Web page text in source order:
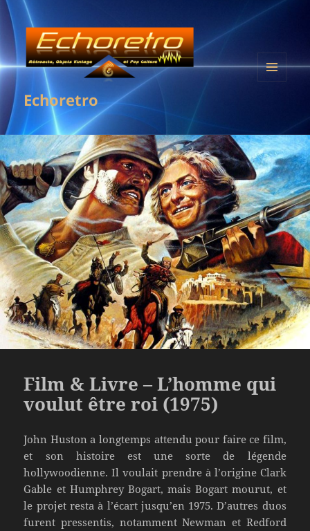
Echoretro
Film & Livre – L’homme qui
voulut être roi (1975)
John Huston a longtemps attendu pour faire ce film,
et son histoire est une sorte de légende
hollywoodienne. Il voulait prendre à l’origine Clark
Gable et Humphrey Bogart, mais Bogart mourut, et
le projet resta à l’écart jusqu’en 1975. D’autres duos
furent pressentis, notamment Newman et Redford